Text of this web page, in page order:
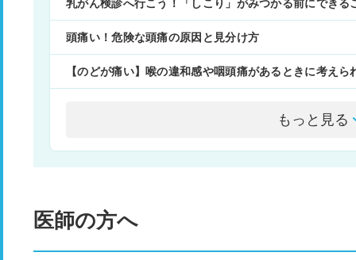
乳がん検診へ行こう！「しこり」がみつかる前にできる
頭痛い！危険な頭痛の原因と見分け方
【のどが痛い】喉の違和感や咽頭痛があるときに考えら
もっと見る
医師の方へ